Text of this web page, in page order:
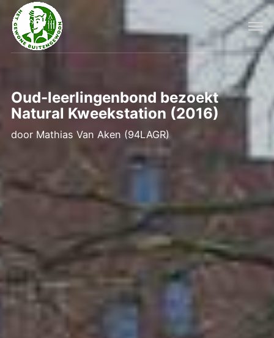
Oud-leerlingenbond bezoekt
Natural Kweekstation (2016)
door Mathias Van Aken (94LAGR)